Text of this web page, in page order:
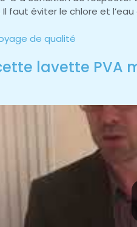
faut éviter le chlore et l’eau
de qualité
lavette